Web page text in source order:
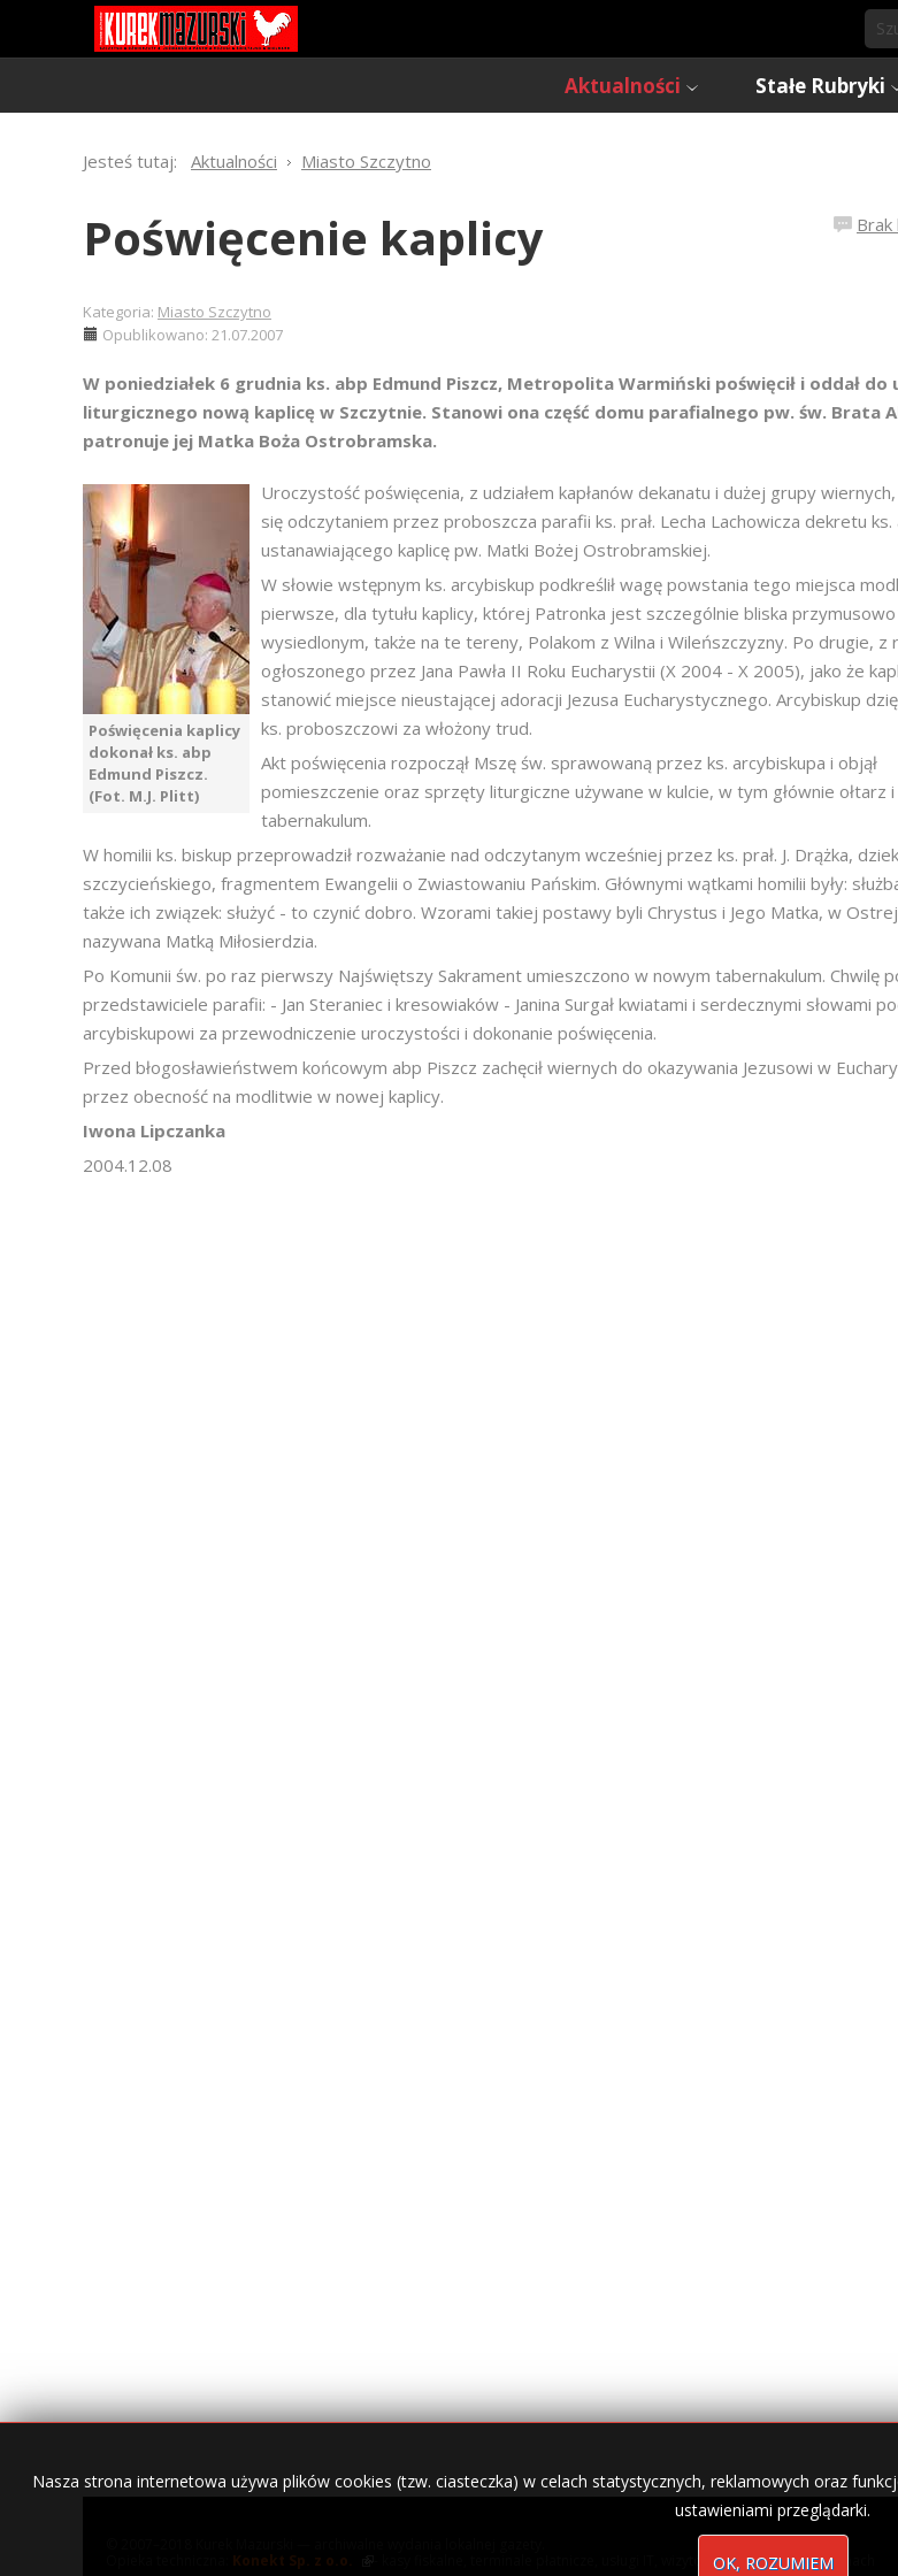
Aktualności Stałe Rubryki
Jesteś tutaj: Aktualności Miasto Szczytno
Poświęcenie kaplicy
Kategoria: Miasto Szczytno
Opublikowano: 21.07.2007
W poniedziałek 6 grudnia ks. abp Edmund Piszcz, Metropolita Warmiński poświęcił i oddał do
liturgicznego nową kaplicę w Szczytnie. Stanowi ona część domu parafialnego pw. św. Brata
patronuje jej Matka Boża Ostrobramska.
Poświęcenia kaplicy
dokonał ks. abp
Edmund Piszcz.
(Fot. M.J. Plitt)
Uroczystość poświęcenia, z udziałem kapłanów dekanatu i dużej grupy
się odczytaniem przez proboszcza parafii ks. prał. Lecha Lachowicza dekretu ks.
ustanawiającego kaplicę pw. Matki Bożej Ostrobramskiej.
W słowie wstępnym ks. arcybiskup podkreślił wagę powstania tego miejsca
pierwsze, dla tytułu kaplicy, której Patronka jest szczególnie bliska przymusowo
wysiedlonym, także na te tereny, Polakom z Wilna i Wileńszczyzny. Po drugie, z
ogłoszonego przez Jana Pawła II Roku Eucharystii (X 2004 - X 2005), jako że
stanowić miejsce nieustającej adoracji Jezusa Eucharystycznego. Arcybiskup
ks. proboszczowi za włożony trud.
Akt poświęcenia rozpoczął Mszę św. sprawowaną przez ks. arcybiskupa i objął
pomieszczenie oraz sprzęty liturgiczne używane w kulcie, w tym głównie ołtarz i
tabernakulum.
W homilii ks. biskup przeprowadził rozważanie nad odczytanym wcześniej przez ks. prał. J. Drążka,
szczycieńskiego, fragmentem Ewangelii o Zwiastowaniu Pańskim. Głównymi wątkami homilii były:
także ich związek: służyć - to czynić dobro. Wzorami takiej postawy byli Chrystus i Jego Matka, w
nazywana Matką Miłosierdzia.
Po Komunii św. po raz pierwszy Najświętszy Sakrament umieszczono w nowym tabernakulum. Chwilę
przedstawiciele parafii: - Jan Steraniec i kresowiaków - Janina Surgał kwiatami i serdecznymi słowami
arcybiskupowi za przewodniczenie uroczystości i dokonanie poświęcenia.
Przed błogosławieństwem końcowym abp Piszcz zachęcił wiernych do okazywania Jezusowi w
przez obecność na modlitwie w nowej kaplicy.
Iwona Lipczanka
2004.12.08
Nasza strona internetowa używa plików cookies (tzw. ciasteczka) w celach statystycznych, reklamowych oraz
ustawieniami przeglądarki.
OK, ROZUMIEM
Konekt Sp. z o.o. - kasy fiskalne, terminale płatnicze, usługi IT, wizytówki w lokalnych domenach